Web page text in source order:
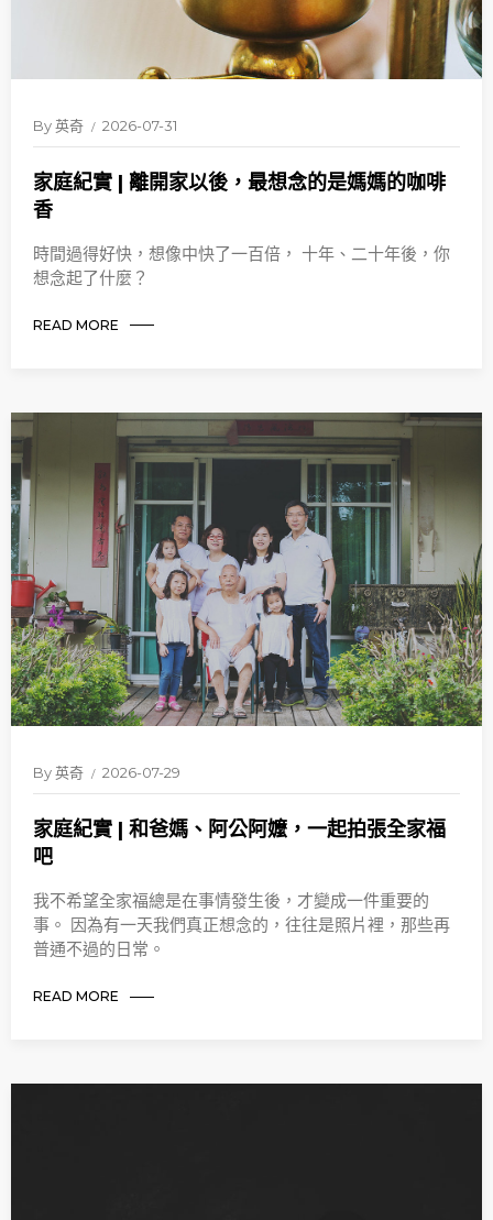
By英奇 2026-07-31
家庭紀實 | 離開家以後，最想念的是媽媽的咖啡
香
時間過得好快，想像中快了一百倍， 十年、二十年後，你
想念起了什麼？
READ MORE
By英奇 2026-07-29
家庭紀實 | 和爸媽、阿公阿嬤，一起拍張全家福
吧
我不希望全家福總是在事情發生後，才變成一件重要的
事。 因為有一天我們真正想念的，往往是照片裡，那些再
普通不過的日常。
READ MORE